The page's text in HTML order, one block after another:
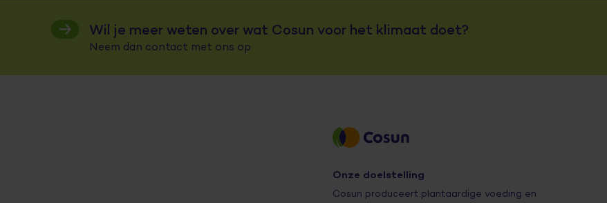
Wil je meer weten over wat Cosun voor het klimaat doet?
Neem dan contact met ons op
Onze doelstelling
Cosun produceert plantaardige voeding en